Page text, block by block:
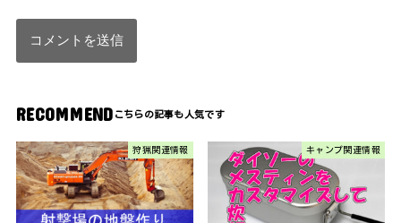
RECOMMEND
狩猟関連情報 キャンプ関連情報